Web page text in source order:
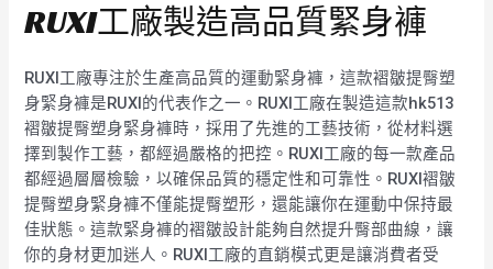
RUXI工廠製造高品質緊身褲
RUXI工廠專注於生產高品質的運動緊身褲，這款褶皺提臀塑
身緊身褲是RUXI的代表作之一。RUXI工廠在製造這款hk513
褶皺提臀塑身緊身褲時，採用了先進的工藝技術，從材料選
擇到製作工藝，都經過嚴格的把控。RUXI工廠的每一款產品
都經過層層檢驗，以確保品質的穩定性和可靠性。RUXI褶皺
提臀塑身緊身褲不僅能提臀塑形，還能讓你在運動中保持最
佳狀態。這款緊身褲的褶皺設計能夠自然提升臀部曲線，讓
你的身材更加迷人。RUXI工廠的直銷模式更是讓消費者受